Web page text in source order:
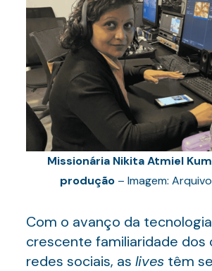
Missionária Nikita Atmiel
produção – Imagem:
Com o avanço da
crescente familiaridade dos
redes sociais, as livestêm se